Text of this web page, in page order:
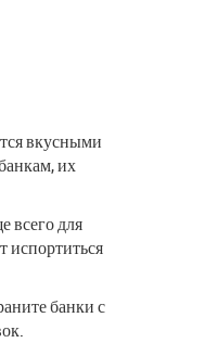
вкусными
их
всего для
испортиться
банки с